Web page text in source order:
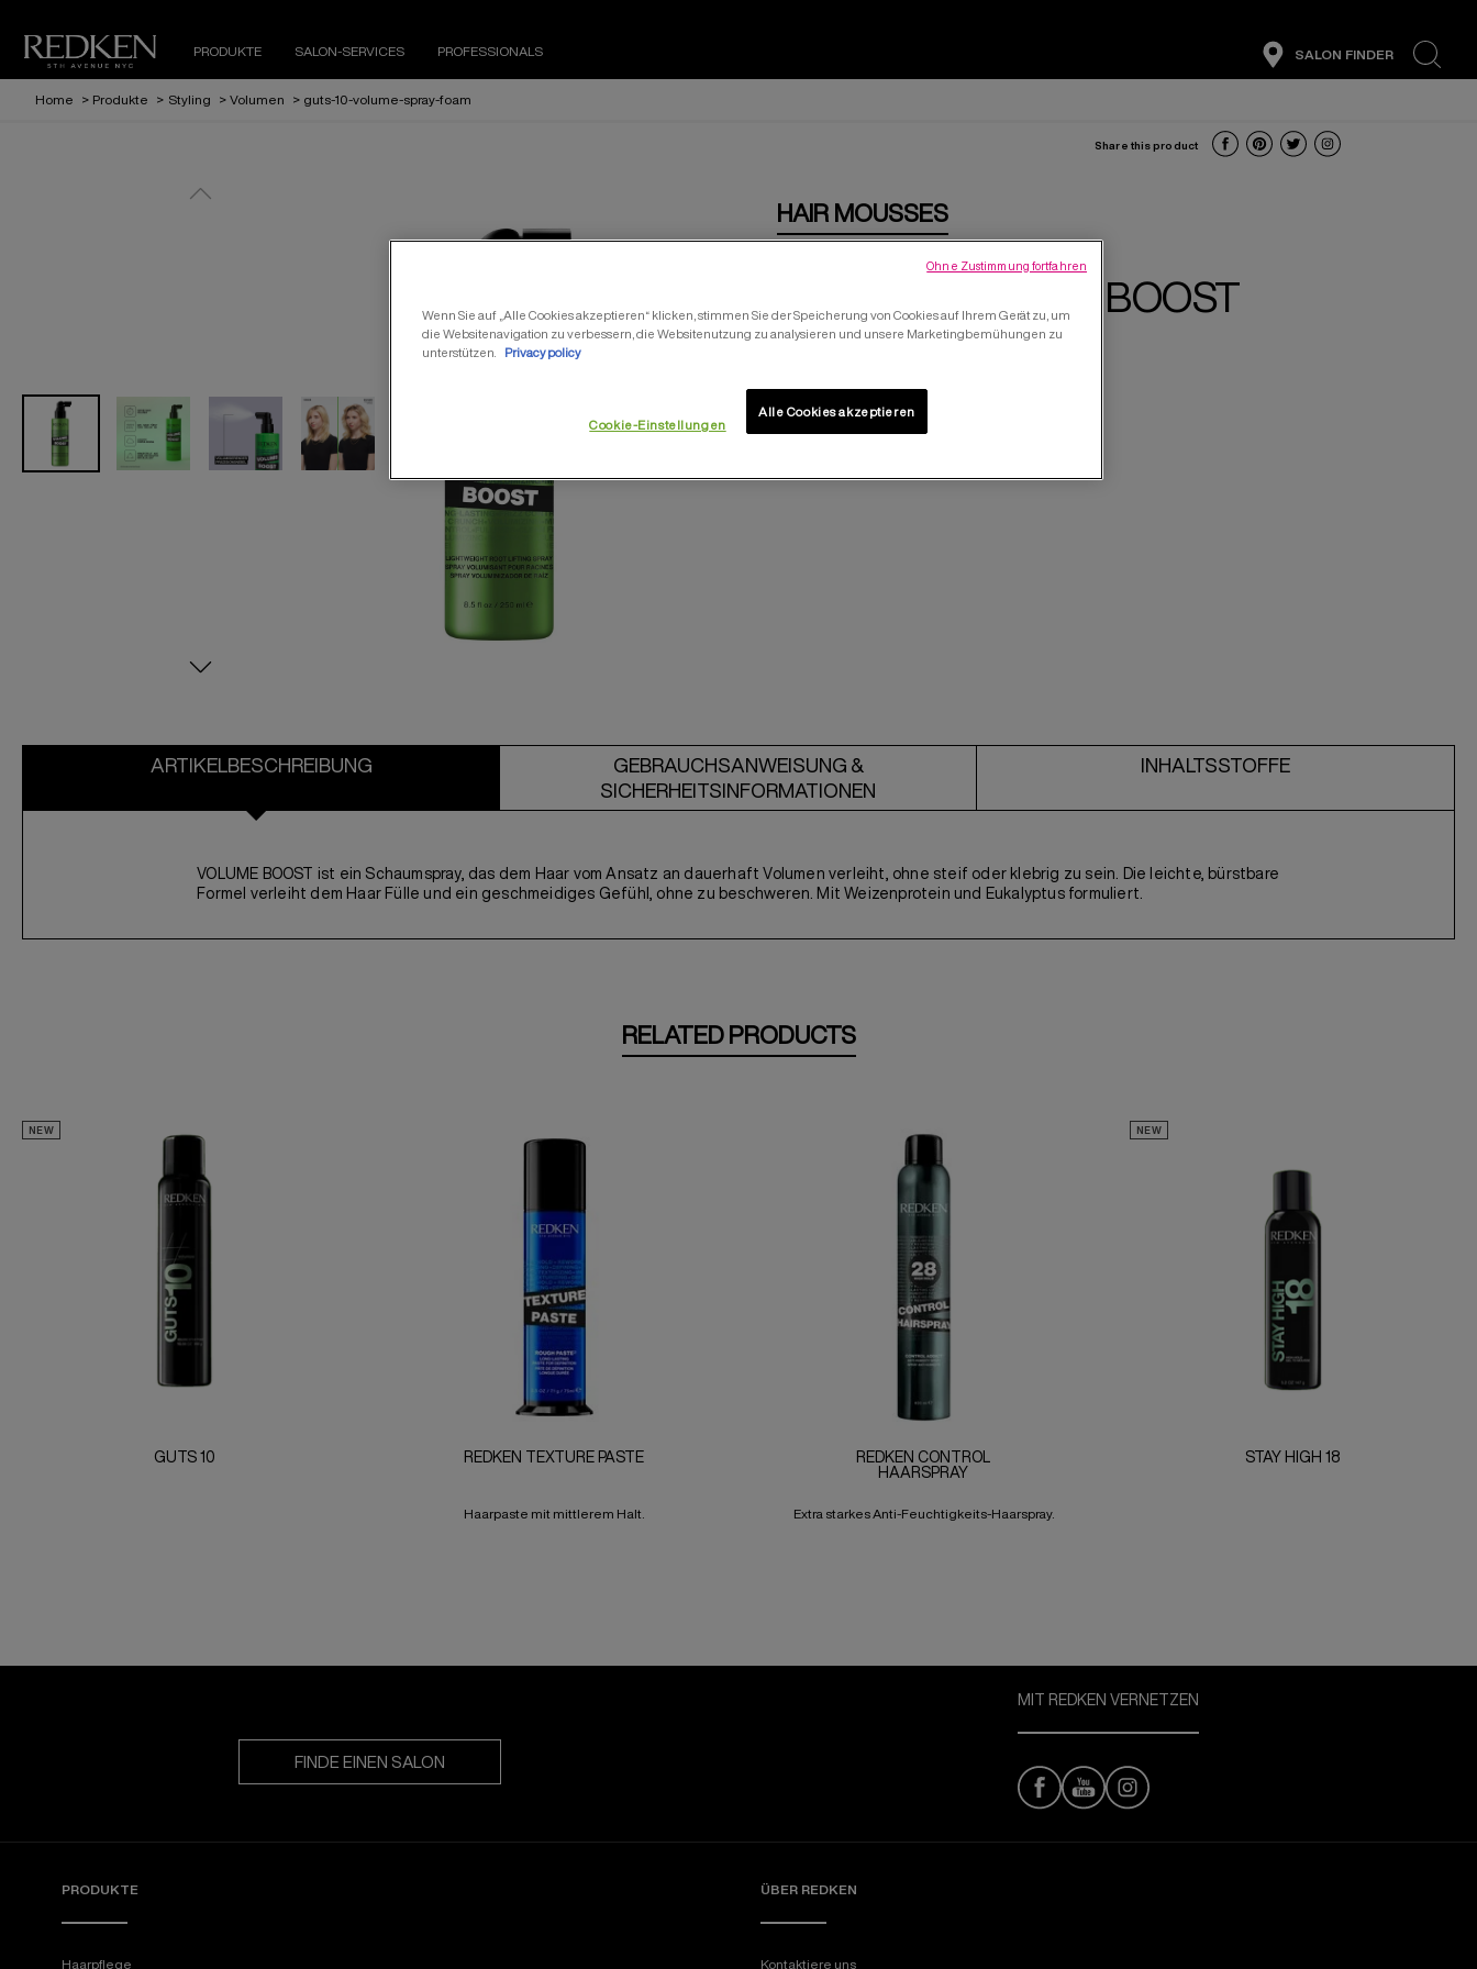
PRODUKTE SALON-SERVICES PROFESSIONALS
SALON FINDER
search
Home > Produkte > Styling > Volumen > guts-10-volume-spray-foam
Share this product
HAIR MOUSSES
REDKEN VOLUME BOOST
ANSATZ VOLUMEN SPRAY.
ARTIKELBESCHREIBUNG
GEBRAUCHSANWEISUNG &
SICHERHEITSINFORMATIONEN
INHALTSSTOFFE
VOLUME BOOST ist ein Schaumspray, das dem Haar vom Ansatz an dauerhaft Volumen verleiht, ohne steif oder klebrig zu sein. Die leichte, bürstbare
Formel verleiht dem Haar Fülle und ein geschmeidiges Gefühl, ohne zu beschweren. Mit Weizenprotein und Eukalyptus formuliert.
RELATED PRODUCTS
NEW
GUTS 10 REDKEN TEXTURE PASTE
Haarpaste mit mittlerem Halt.
REDKEN CONTROL
HAARSPRAY
Extra starkes Anti-Feuchtigkeits-Haarspray.
NEW
STAY HIGH 18
FINDE EINEN SALON
MIT REDKEN VERNETZEN
PRODUKTE
Haarpflege
ÜBER REDKEN​
Kontaktiere uns
Wenn Sie auf „Alle Cookies akzeptieren“ klicken, stimmen Sie der Speicherung von Cookies auf Ihrem Gerät zu, um
die Websitenavigation zu verbessern, die Websitenutzung zu analysieren und unsere Marketingbemühungen zu
unterstützen.
Privacy policy
Cookie-Einstellungen
Alle Cookies akzeptieren
Ohne Zustimmung fortfahren